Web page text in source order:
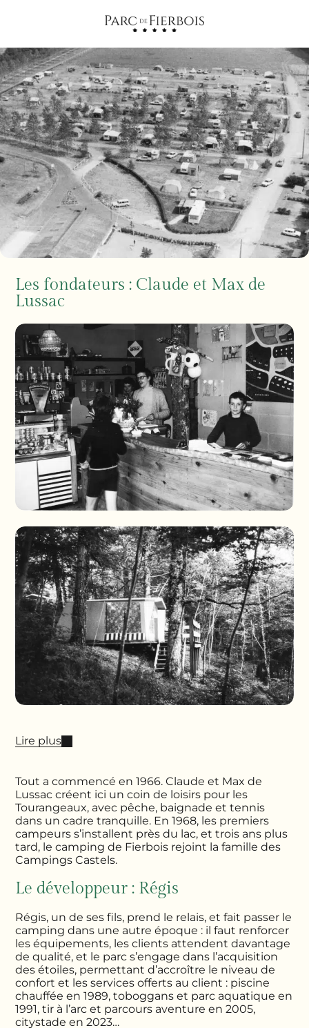
Les fondateurs : Claude et Max de
Lussac
Tout a commencé en 1966. Claude et Max de
Lussac créent ici un coin de loisirs pour les
Tourangeaux, avec pêche, baignade et tennis
dans un cadre tranquille. En 1968, les premiers
campeurs s’installent près du lac, et trois ans plus
tard, le camping de Fierbois rejoint la famille des
Campings Castels.
Lire plus
Le développeur : Régis
Régis, un de ses fils, prend le relais, et fait passer le
camping dans une autre époque : il faut renforcer
les équipements, les clients attendent davantage
de qualité, et le parc s’engage dans l’acquisition
des étoiles, permettant d’accroître le niveau de
confort et les services offerts au client : piscine
chauffée en 1989, toboggans et parc aquatique en
1991, tir à l’arc et parcours aventure en 2005,
citystade en 2023…